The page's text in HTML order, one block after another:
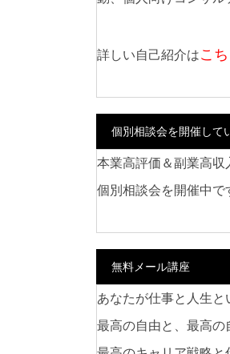
詳しい自己紹介はこ
個別相談会を開催して
本業高評価＆副業高
個別相談会を開催中で
無料メール講座
あなたが仕事と人生と
最高の自由と、最高の